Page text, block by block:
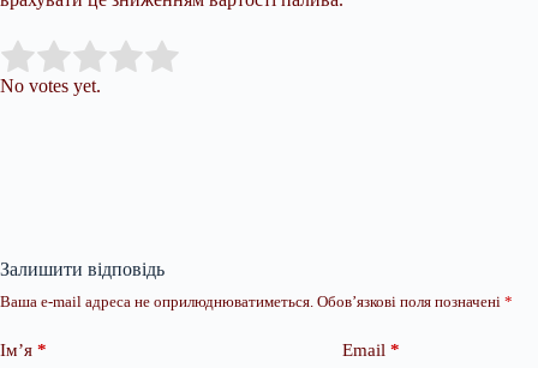
Rate this item:
No votes yet.
Залишити відповідь
Ваша e-mail адреса не оприлюднюватиметься. Обов’язкові поля позначені *
Ім’я * Email *